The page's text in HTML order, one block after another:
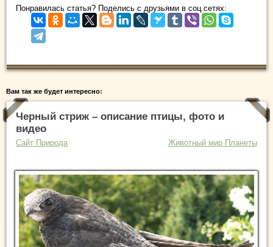
Понравилась статья? Поделись с друзьями в соц.сетях:
Вам так же будет интересно:
Черный стриж – описание птицы, фото и
видео
Сайт Природа Животный мир Планеты